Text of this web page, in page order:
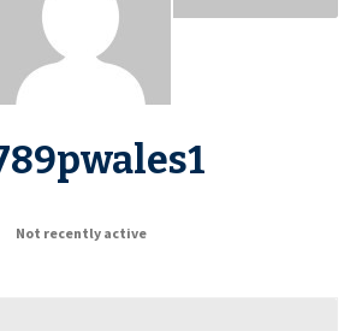
Not recently active